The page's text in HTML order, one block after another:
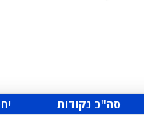
סה"כ נקודות